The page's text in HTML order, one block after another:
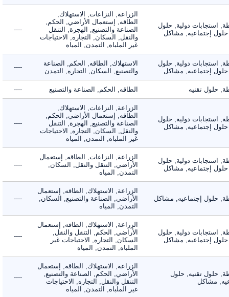
استجابات دولية, حلول
إجتماعيه, مشاكل
الزراعة, النزاعات, الاستهلاك,
الطاقه, إستعمال الأراضي, الحكم,
الصناعة والتصنيع, الهجرة, التنقل
والنقل, السكان, التجاره, الاحتياجات
غير الملباه, التمدن, المياه
----
استجابات دولية, حلول
إجتماعيه, مشاكل
الاستهلاك, الطاقه, الحكم, الصناعة
والتصنيع, السكان, التجاره, التمدن
----
حلول تقنيه الطاقه, الحكم, الصناعة والتصنيع ----
استجابات دولية, حلول
إجتماعيه, مشاكل
الزراعة, النزاعات, الاستهلاك,
الطاقه, إستعمال الأراضي, الحكم,
الصناعة والتصنيع, الهجرة, التنقل
والنقل, السكان, التجاره, الاحتياجات
غير الملباه, التمدن, المياه
----
استجابات دولية, حلول
إجتماعيه, مشاكل
الزراعة, النزاعات, الطاقه, إستعمال
الأراضي, التنقل والنقل, السكان,
التمدن, المياه
----
حلول إجتماعيه, مشاكل
الزراعة, الاستهلاك, الطاقه, إستعمال
الأراضي, الصناعة والتصنيع, السكان,
التمدن, المياه
----
استجابات دولية, حلول
إجتماعيه, مشاكل
الزراعة, الاستهلاك, الطاقه, إستعمال
الأراضي, الحكم, التنقل والنقل,
السكان, التجاره, الاحتياجات غير
الملباه, التمدن, المياه
----
حلول تقنيه, حلول
مشاكل
الزراعة, الاستهلاك, الطاقه, إستعمال
الأراضي, الحكم, الصناعة والتصنيع,
التنقل والنقل, التجاره, الاحتياجات
غير الملباه, التمدن, المياه
----